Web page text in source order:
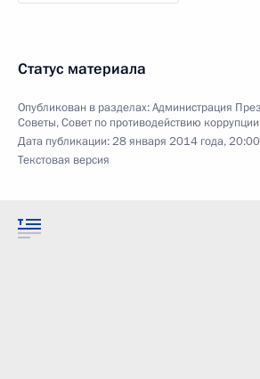
Статус материала
Опубликован в разделах:Администрация
Советы,Совет по противодействию коррупции
Дата публикации:28 января 2014 года, 20:00
Текстовая версия